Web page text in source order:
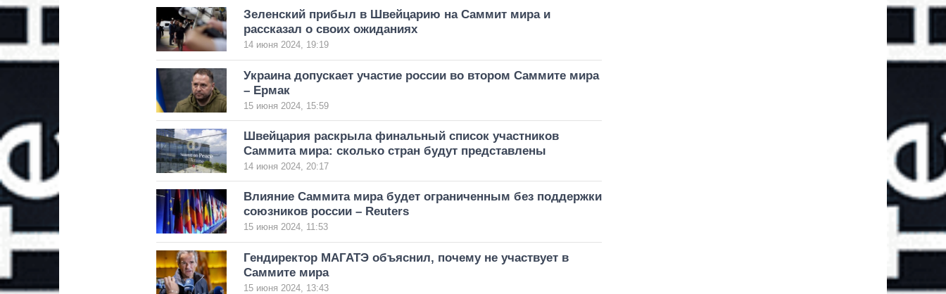
Зеленский прибыл в Швейцарию на Саммит мира и
рассказал о своих ожиданиях
14 июня 2024, 19:19
Украина допускает участие россии во втором Саммите мира
– Ермак
15 июня 2024, 15:59
Швейцария раскрыла финальный список участников
Саммита мира: сколько стран будут представлены
14 июня 2024, 20:17
Влияние Саммита мира будет ограниченным без поддержки
союзников россии – Reuters
15 июня 2024, 11:53
Гендиректор МАГАТЭ объяснил, почему не участвует в
Саммите мира
15 июня 2024, 13:43